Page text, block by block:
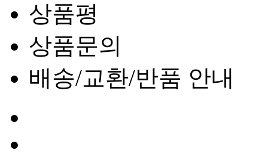
상품평
상품문의
배송/교환/반품 안내